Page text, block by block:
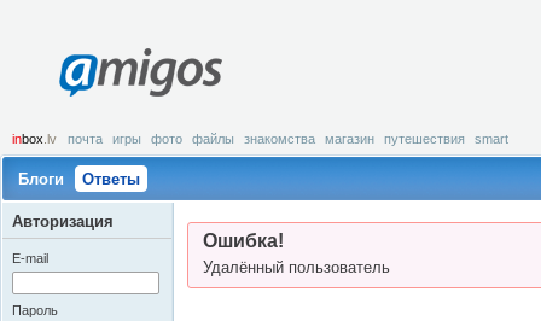
amigos
inbox .lv почта игры фото файлы знакомства магазин путешествия smart
Блоги Ответы
Ошибка!
Удалённый пользователь
Авторизация
E-mail
Пароль